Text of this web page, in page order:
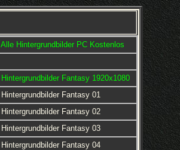
Alle Hintergrundbilder PC Kostenlos
Hintergrundbilder Fantasy 1920x1080
Hintergrundbilder Fantasy 01
Hintergrundbilder Fantasy 02
Hintergrundbilder Fantasy 03
Hintergrundbilder Fantasy 04